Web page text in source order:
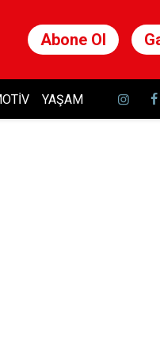
Abone Ol
YAŞAM